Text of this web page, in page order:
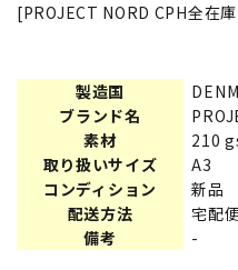
[PROJECT NORD CPH全在
製造国
ブランド名
素材
210
取り扱いサイズ
A3
コンディション
新品
配送方法
宅配
備考
-